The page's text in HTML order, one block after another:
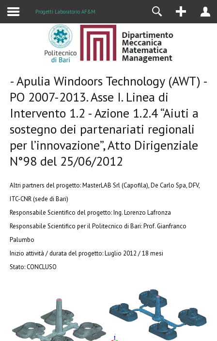
Progetti Laboratorio AF&M
- Apulia Windoors Technology (AWT) -
PO 2007-2013. Asse I. Linea di
Intervento 1.2 - Azione 1.2.4 “Aiuti a
sostegno dei partenariati regionali
per l’innovazione”, Atto Dirigenziale
N°98 del 25/06/2012
Altri partners del progetto:MasterLAB Srl (Capofila), De Carlo Spa, DFV,
ITC-CNR (sede di Bari)
Responsabile Scientifico del progetto:Ing. Lorenzo Lafronza
Responsabile Scientifico per il Politecnico di Bari:Prof. Gianfranco
Palumbo
Inizio attività / durata del progetto:Luglio 2012 / 18 mesi
Stato:CONCLUSO